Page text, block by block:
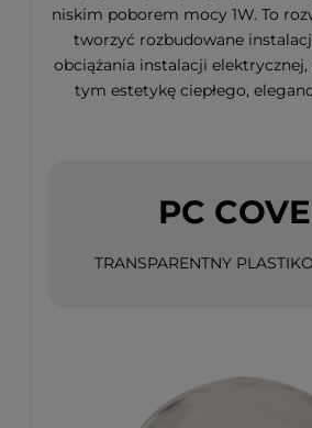
niskim poborem mocy 1W. To
tworzyć rozbudowane
obciążania instalacji
tym estetykę ciepłego,
PC
TRANSPARENTNY